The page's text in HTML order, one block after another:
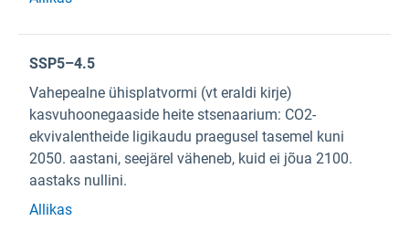
SSP5–4.5
Vahepealne ühisplatvormi (vt eraldi kirje)
kasvuhoonegaaside heite stsenaarium: CO2-
ekvivalentheide ligikaudu praegusel tasemel kuni
2050. aastani, seejärel väheneb, kuid ei jõua 2100.
aastaks nullini.
Allikas